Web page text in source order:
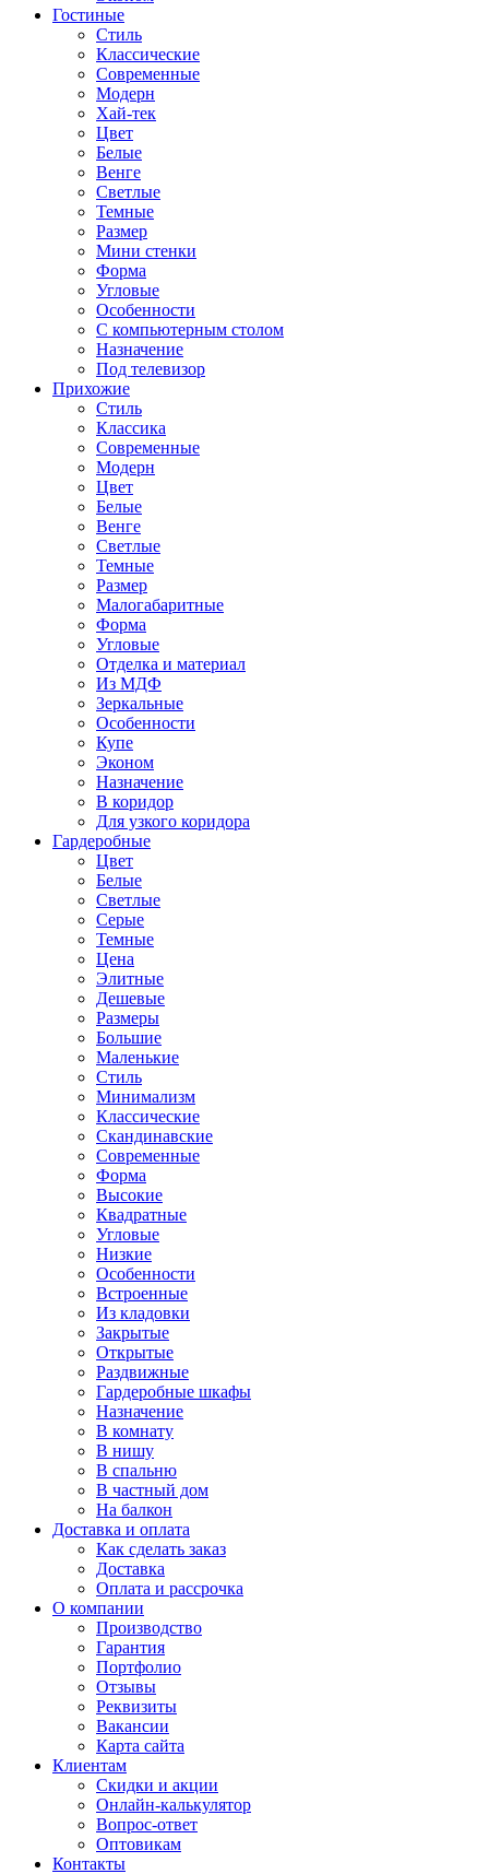
Гостиные
Стиль
Классические
Современные
Модерн
Хай-тек
Цвет
Белые
Венге
Светлые
Темные
Размер
Мини стенки
Форма
Угловые
Особенности
С компьютерным столом
Назначение
Под телевизор
Прихожие
Стиль
Классика
Современные
Модерн
Цвет
Белые
Венге
Светлые
Темные
Размер
Малогабаритные
Форма
Угловые
Отделка и материал
Из МДФ
Зеркальные
Особенности
Купе
Эконом
Назначение
В коридор
Для узкого коридора
Гардеробные
Цвет
Белые
Светлые
Серые
Темные
Цена
Элитные
Дешевые
Размеры
Большие
Маленькие
Стиль
Минимализм
Классические
Скандинавские
Современные
Форма
Высокие
Квадратные
Угловые
Низкие
Особенности
Встроенные
Из кладовки
Закрытые
Открытые
Раздвижные
Гардеробные шкафы
Назначение
В комнату
В нишу
В спальню
В частный дом
На балкон
Доставка и оплата
Как сделать заказ
Доставка
Оплата и рассрочка
О компании
Производство
Гарантия
Портфолио
Отзывы
Реквизиты
Вакансии
Карта сайта
Клиентам
Скидки и акции
Онлайн-калькулятор
Вопрос-ответ
Оптовикам
Контакты